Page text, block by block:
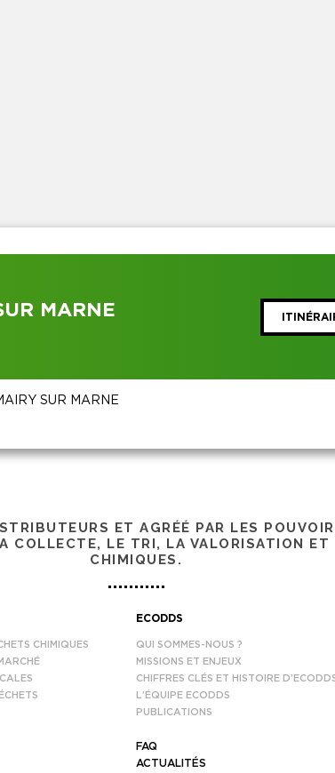
MARNE
SUR MARNE
ET AGRÉÉ PAR LES
COLLECTE, LE TRI, LA VALORISATION ET
CHIMIQUES.
CHIMIQUES
ECODDS
QUI SOMMES-NOUS ?
MISSIONS ET ENJEUX
CHIFFRES CLÉS ET HISTOIRE
L’ÉQUIPE ECODDS
PUBLICATIONS
FAQ
ACTUALITÉS